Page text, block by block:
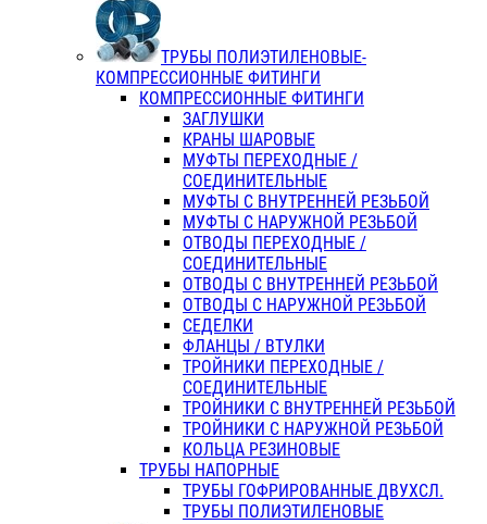
ТРУБЫ ПОЛИЭТИЛЕНОВЫЕ-
КОМПРЕССИОННЫЕ ФИТИНГИ
КОМПРЕССИОННЫЕ ФИТИНГИ
ЗАГЛУШКИ
КРАНЫ ШАРОВЫЕ
МУФТЫ ПЕРЕХОДНЫЕ /
СОЕДИНИТЕЛЬНЫЕ
МУФТЫ С ВНУТРЕННЕЙ РЕЗЬБОЙ
МУФТЫ С НАРУЖНОЙ РЕЗЬБОЙ
ОТВОДЫ ПЕРЕХОДНЫЕ /
СОЕДИНИТЕЛЬНЫЕ
ОТВОДЫ С ВНУТРЕННЕЙ РЕЗЬБОЙ
ОТВОДЫ С НАРУЖНОЙ РЕЗЬБОЙ
СЕДЕЛКИ
ФЛАНЦЫ / ВТУЛКИ
ТРОЙНИКИ ПЕРЕХОДНЫЕ /
СОЕДИНИТЕЛЬНЫЕ
ТРОЙНИКИ С ВНУТРЕННЕЙ РЕЗЬБОЙ
ТРОЙНИКИ С НАРУЖНОЙ РЕЗЬБОЙ
КОЛЬЦА РЕЗИНОВЫЕ
ТРУБЫ НАПОРНЫЕ
ТРУБЫ ГОФРИРОВАННЫЕ ДВУХСЛ.
ТРУБЫ ПОЛИЭТИЛЕНОВЫЕ